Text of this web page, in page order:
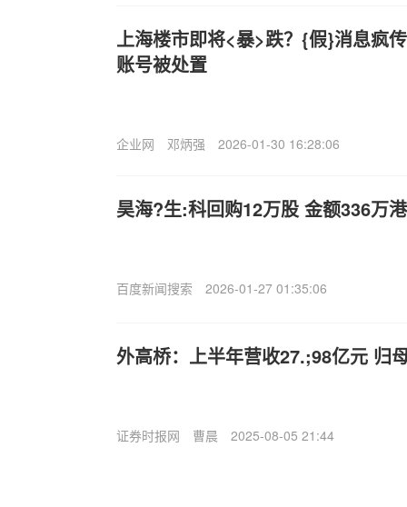
上海楼市即将<暴>跌？{假}消息疯
账号被处置
企业网 邓炳强 2026-01-30 16:28:06
昊海?生:科回购12万股 金额336万
百度新闻搜索 2026-01-27 01:35:06
外高桥：上半年营收27.;98亿元 归
证券时报网 曹晨 2025-08-05 21:44